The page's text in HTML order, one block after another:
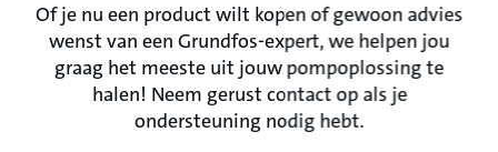
Of je nu een product wilt kopen of gewoon advies
wenst van een Grundfos-expert, we helpen jou
graag het meeste uit jouw pompoplossing te
halen! Neem gerust contact op als je
ondersteuning nodig hebt.